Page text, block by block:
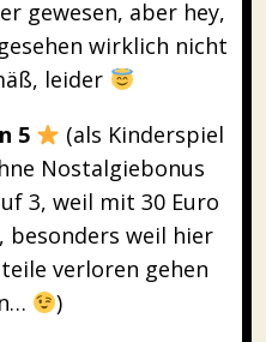
gewesen, aber hey,
wirklich nicht
leider
5
(als Kinderspiel
Nostalgiebonus
3, weil mit 30 Euro
besonders weil hier
verloren gehen
)